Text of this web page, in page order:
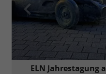
ELN Jahrestagung